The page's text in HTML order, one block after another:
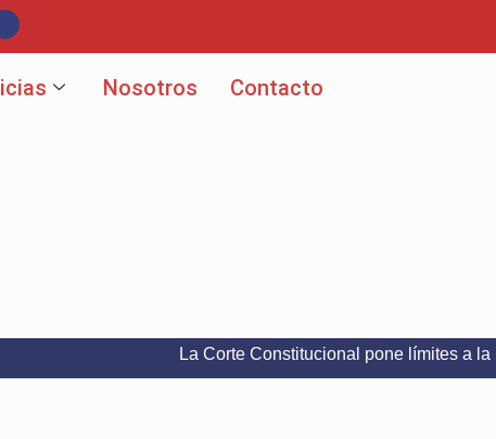
Nosotros Contacto
La Corte Constitucional pone límites a la libertad